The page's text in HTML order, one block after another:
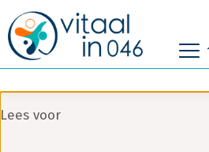
doe mee
Lees voor